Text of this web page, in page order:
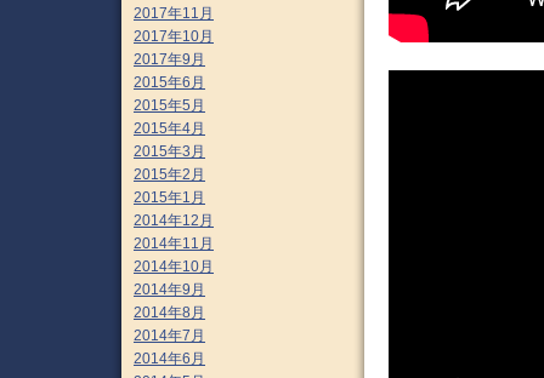
2017年11月
2017年10月
2017年9月
2015年6月
2015年5月
2015年4月
2015年3月
2015年2月
2015年1月
2014年12月
2014年11月
2014年10月
2014年9月
2014年8月
2014年7月
2014年6月